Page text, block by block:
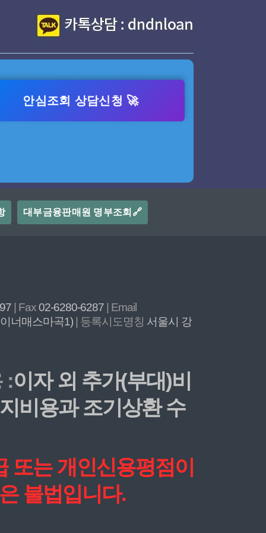
안심조회 상담신청 🚀
대부금융판매원 명부조회🔗
| Fax02-6280-6287
| Email
너매스마곡1)
| 등록시도명칭 서울시 강
:이자 외 추가(부대)비
비용과 조기상환 수
또는 개인신용평점이
불법입니다.